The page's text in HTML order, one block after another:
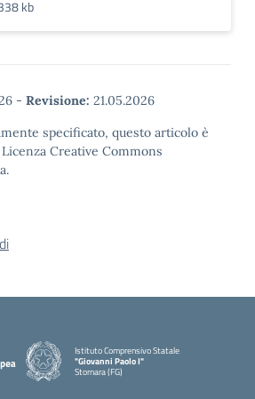
kb
- Revisione: 21.05.2026
specificato, questo articolo è
Creative Commons
Istituto Comprensivo Statale
"Giovanni Paolo I"
Stornara (FG)